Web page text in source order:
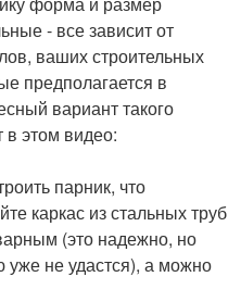
- все зависит от
ваших строительных
предполагается в
вариант такого
в этом видео:
парник, что
каркас из стальных труб
(это надежно, но
уже не удастся), а можно